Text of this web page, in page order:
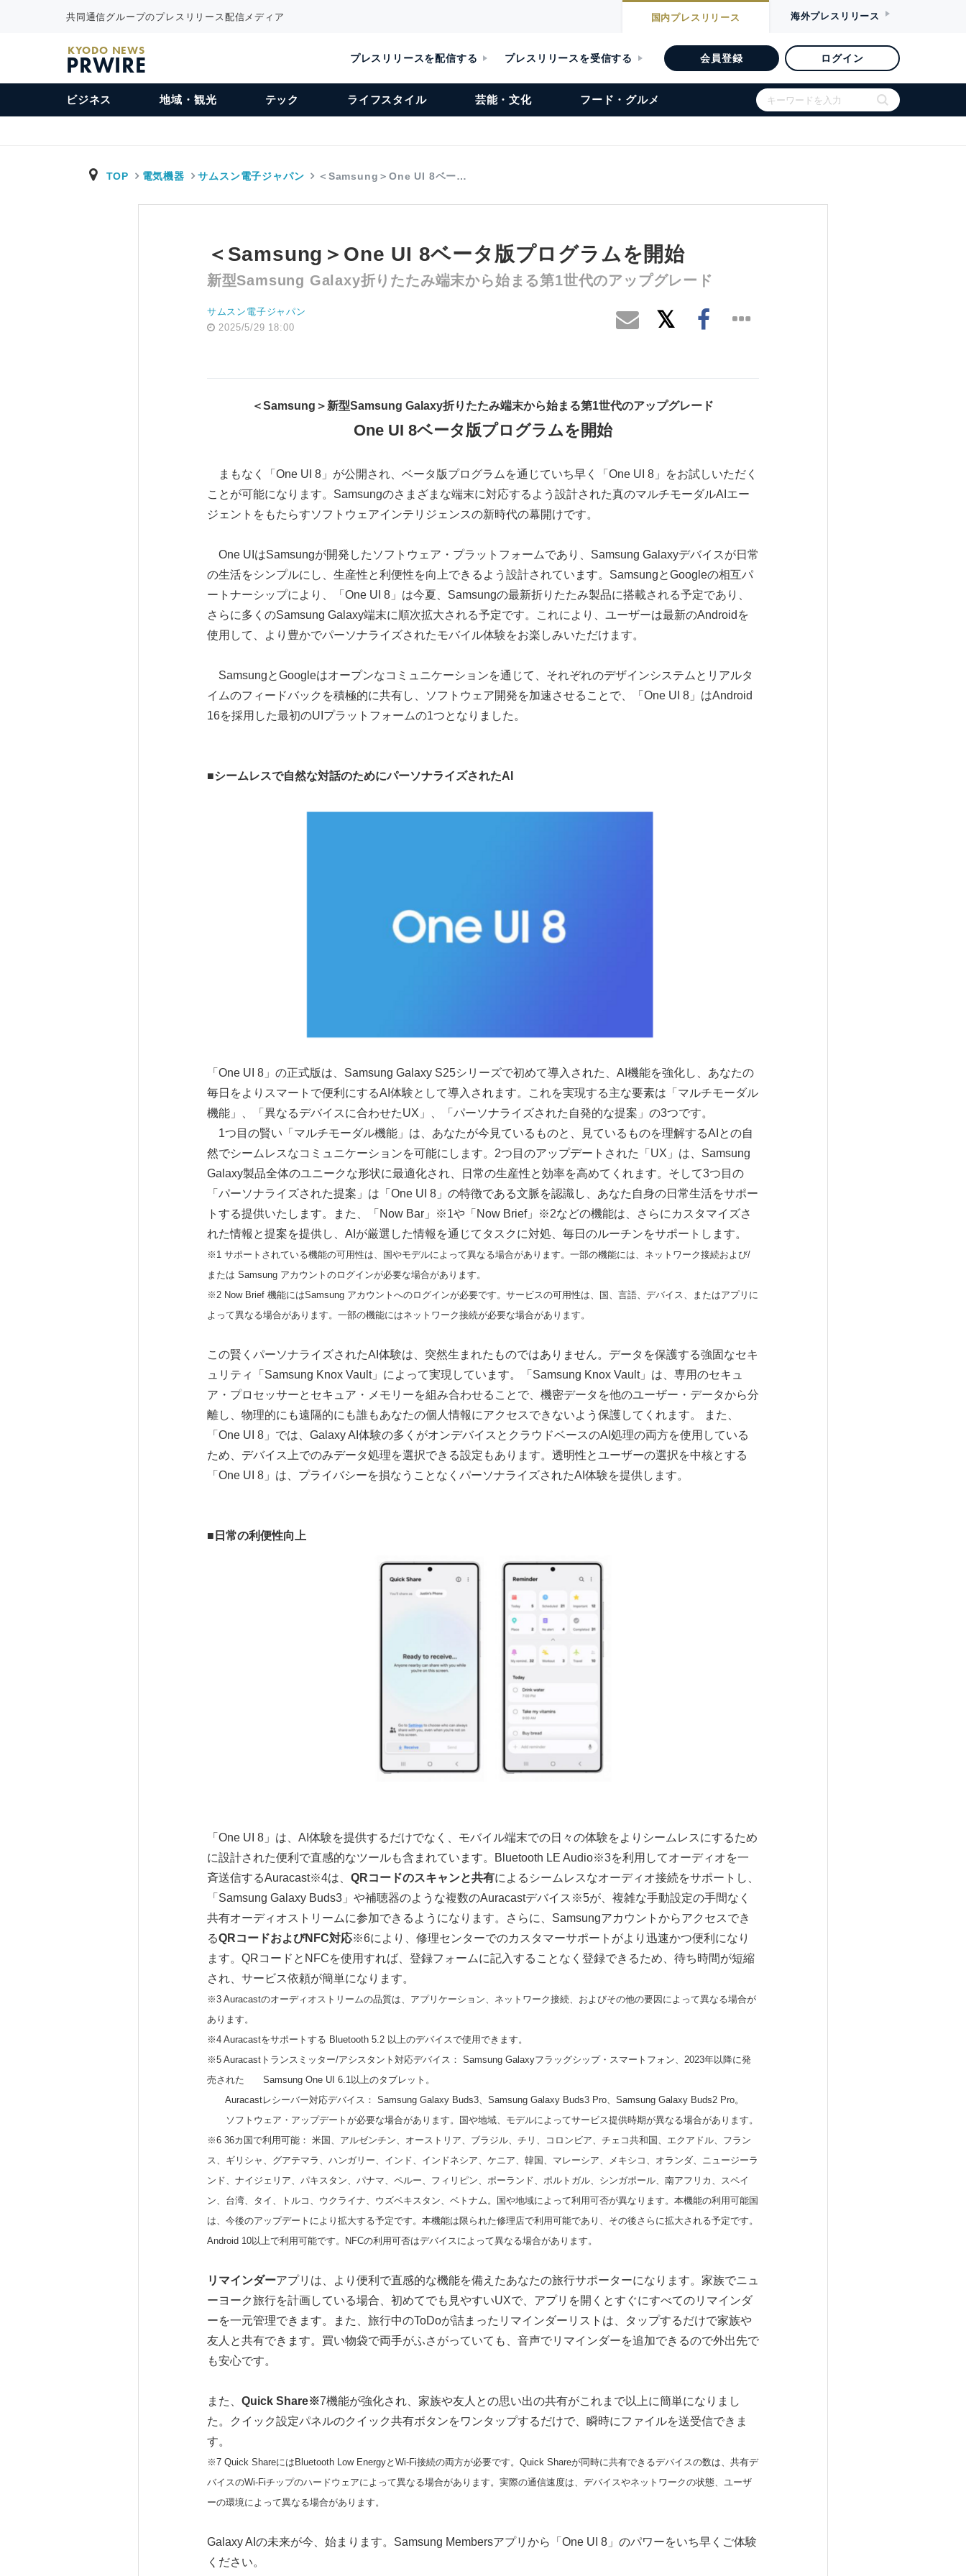
共同通信グループのプレスリリース配信メディア 国内プレスリリース 海外プレスリリース
KYODO NEWS
PRWIRE プレスリリースを配信する プレスリリースを受信する 会員登録 ログイン
ビジネス 地域・観光 テック ライフスタイル 芸能・文化 フード・グルメ
TOP 電気機器 サムスン電子ジャパン ＜Samsung＞One UI 8ベー…
＜Samsung＞One UI 8ベータ版プログラムを開始
新型Samsung Galaxy折りたたみ端末から始まる第1世代のアップグレード
サムスン電子ジャパン
2025/5/29 18:00
＜Samsung ＞ 新型Samsung Galaxy折りたたみ端末から始まる第1世代のアップグレード
One UI 8ベータ版プログラムを開始
まもなく「One UI 8」が公開され、ベータ版プログラムを通じていち早く「One UI 8」をお試しいただく
ことが可能になります。Samsungのさまざまな端末に対応するよう設計された真のマルチモーダルAIエー
ジェントをもたらすソフトウェアインテリジェンスの新時代の幕開けです。
One UIはSamsungが開発したソフトウェア・プラットフォームであり、Samsung Galaxyデバイスが日常
の生活をシンプルにし、生産性と利便性を向上できるよう設計されています。SamsungとGoogleの相互パ
ートナーシップにより、「One UI 8」は今夏、Samsungの最新折りたたみ製品に搭載される予定であり、
さらに多くのSamsung Galaxy端末に順次拡大される予定です。これにより、ユーザーは最新のAndroidを
使用して、より豊かでパーソナライズされたモバイル体験をお楽しみいただけます。
SamsungとGoogleはオープンなコミュニケーションを通じて、それぞれのデザインシステムとリアルタ
イムのフィードバックを積極的に共有し、ソフトウェア開発を加速させることで、「One UI 8」はAndroid
16を採用した最初のUIプラットフォームの1つとなりました。
■シームレスで自然な対話のためにパーソナライズされたAI
「One UI 8」の正式版は、Samsung Galaxy S25シリーズで初めて導入された、AI機能を強化し、あなたの
毎日をよりスマートで便利にするAI体験として導入されます。これを実現する主な要素は「マルチモーダル
機能」、「異なるデバイスに合わせたUX」、「パーソナライズされた自発的な提案」の3つです。
1つ目の賢い「マルチモーダル機能」は、あなたが今見ているものと、見ているものを理解するAIとの自
然でシームレスなコミュニケーションを可能にします。2つ目のアップデートされた「UX」は、Samsung
Galaxy製品全体のユニークな形状に最適化され、日常の生産性と効率を高めてくれます。そして3つ目の
「パーソナライズされた提案」は「One UI 8」の特徴である文脈を認識し、あなた自身の日常生活をサポー
トする提供いたします。また、「Now Bar」※1や「Now Brief」※2などの機能は、さらにカスタマイズさ
れた情報と提案を提供し、AIが厳選した情報を通じてタスクに対処、毎日のルーチンをサポートします。
※1 サポートされている機能の可用性は、国やモデルによって異なる場合があります。一部の機能には、ネットワーク接続および/
または Samsung アカウントのログインが必要な場合があります。
※2 Now Brief 機能にはSamsung アカウントへのログインが必要です。サービスの可用性は、国、言語、デバイス、またはアプリに
よって異なる場合があります。一部の機能にはネットワーク接続が必要な場合があります。
この賢くパーソナライズされたAI体験は、突然生まれたものではありません。データを保護する強固なセキ
ュリティ「Samsung Knox Vault」によって実現しています。「Samsung Knox Vault」は、専用のセキュ
ア・プロセッサーとセキュア・メモリーを組み合わせることで、機密データを他のユーザー・データから分
離し、物理的にも遠隔的にも誰もあなたの個人情報にアクセスできないよう保護してくれます。 また、
「One UI 8」では、Galaxy AI体験の多くがオンデバイスとクラウドベースのAI処理の両方を使用している
ため、デバイス上でのみデータ処理を選択できる設定もあります。透明性とユーザーの選択を中核とする
「One UI 8」は、プライバシーを損なうことなくパーソナライズされたAI体験を提供します。
■ 日常の利便性向上
「One UI 8」は、AI体験を提供するだけでなく、モバイル端末での日々の体験をよりシームレスにするため
に設計された便利で直感的なツールも含まれています。Bluetooth LE Audio※3を利用してオーディオを一
斉送信するAuracast※4は、 QRコードのスキャンと共有によるシームレスなオーディオ接続をサポートし、
「Samsung Galaxy Buds3」や補聴器のような複数のAuracastデバイス※5が、複雑な手動設定の手間なく
共有オーディオストリームに参加できるようになります。さらに、Samsungアカウントからアクセスでき
るQRコードおよびNFC対応※6により、修理センターでのカスタマーサポートがより迅速かつ便利になり
ます。QRコードとNFCを使用すれば、登録フォームに記入することなく登録できるため、待ち時間が短縮
され、サービス依頼が簡単になります。
※3 Auracastのオーディオストリームの品質は、アプリケーション、ネットワーク接続、およびその他の要因によって異なる場合が
あります。
※4 Auracastをサポートする Bluetooth 5.2 以上のデバイスで使用できます。
※5 Auracastトランスミッター/アシスタント対応デバイス： Samsung Galaxyフラッグシップ・スマートフォン、2023年以降に発
売された Samsung One UI 6.1以上のタブレット。
Auracastレシーバー対応デバイス： Samsung Galaxy Buds3、Samsung Galaxy Buds3 Pro、Samsung Galaxy Buds2 Pro。
ソフトウェア・アップデートが必要な場合があります。国や地域、モデルによってサービス提供時期が異なる場合があります。
※6 36カ国で利用可能： 米国、アルゼンチン、オーストリア、ブラジル、チリ、コロンビア、チェコ共和国、エクアドル、フラン
ス、ギリシャ、グアテマラ、ハンガリー、インド、インドネシア、ケニア、韓国、マレーシア、メキシコ、オランダ、ニュージーラ
ンド、ナイジェリア、パキスタン、パナマ、ペルー、フィリピン、ポーランド、ポルトガル、シンガポール、南アフリカ、スペイ
ン、台湾、タイ、トルコ、ウクライナ、ウズベキスタン、ベトナム。国や地域によって利用可否が異なります。本機能の利用可能国
は、今後のアップデートにより拡大する予定です。本機能は限られた修理店で利用可能であり、その後さらに拡大される予定です。
Android 10以上で利用可能です。NFCの利用可否はデバイスによって異なる場合があります。
リマインダーアプリは、より便利で直感的な機能を備えたあなたの旅行サポーターになります。家族でニュ
ーヨーク旅行を計画している場合、初めてでも見やすいUXで、アプリを開くとすぐにすべてのリマインダ
ーを一元管理できます。また、旅行中のToDoが詰まったリマインダーリストは、タップするだけで家族や
友人と共有できます。買い物袋で両手がふさがっていても、音声でリマインダーを追加できるので外出先で
も安心です。
また、 Quick Share※7機能が強化され、家族や友人との思い出の共有がこれまで以上に簡単になりまし
た。クイック設定パネルのクイック共有ボタンをワンタップするだけで、瞬時にファイルを送受信できま
す。
※7 Quick ShareにはBluetooth Low EnergyとWi-Fi接続の両方が必要です。Quick Shareが同時に共有できるデバイスの数は、共有デ
バイスのWi-Fiチップのハードウェアによって異なる場合があります。実際の通信速度は、デバイスやネットワークの状態、ユーザ
ーの環境によって異なる場合があります。
Galaxy AIの未来が今、始まります。Samsung Membersアプリから「One UI 8」のパワーをいち早くご体験
ください。